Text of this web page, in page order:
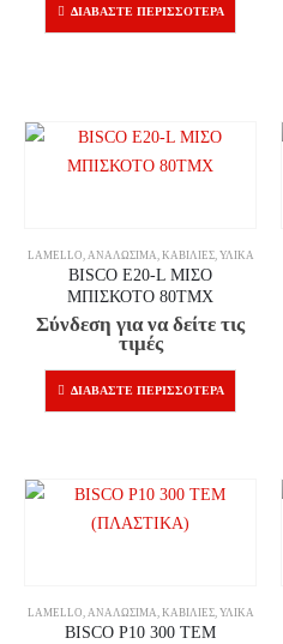
ΔΙΑΒΆΣΤΕ ΠΕΡΙΣΣΌΤΕΡΑ
LAMELLO ΑΝΑΛΏΣΙΜΑ ΚΑΒΊΛΙΕΣ, ΥΛΙΚΆ
BISCO E20-L ΜΙΣΟ
ΜΠΙΣΚΟΤΟ 80ΤΜΧ
Σύνδεση για να δείτε τις
τιμές
ΔΙΑΒΆΣΤΕ ΠΕΡΙΣΣΌΤΕΡΑ
LAMELLO, ΑΝΑΛΏΣΙΜΑ, ΚΑΒΊΛΙΕΣ, ΥΛΙΚΆ
BISCO P10 300 TEM